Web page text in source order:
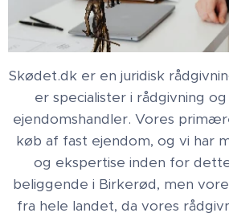
Skødet.dk er en juridisk
er specialister i rådgivning
ejendomshandler. Vores
køb af fast ejendom, og vi har
og ekspertise inden for
beliggende i Birkerød, men
fra hele landet, da vores